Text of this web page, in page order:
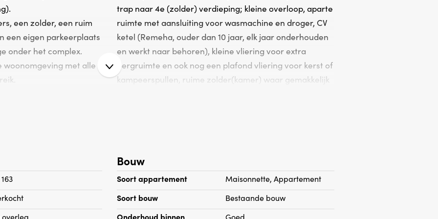
een zolder, een ruim
een eigen parkeerplaats
onder het complex.
woonomgeving met alle
zo in de duinen en het
zoals De Savornin
op korte
recreatiegebieden
trap naar 4e (zolder) verdieping; kleine overloop, aparte
ruimte met aansluiting voor wasmachine en droger, CV
ketel (Remeha, ouder dan 10 jaar, elk jaar onderhouden
en werkt naar behoren), kleine vliering voor extra
bergruimte en ook nog een plafond vliering voor kerst of
kampeerspullen, ruime zolder(kamer) waar gemakkelijk
Bijzonderheden:
overleg
Bouw
Soort appartement
Maisonnette, Appartement
Soort bouw
Bestaande bouw
Onderhoud binnen
Goed